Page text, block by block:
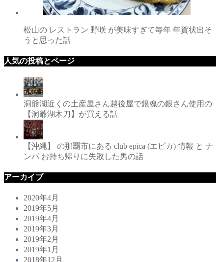
松山の レストラン 野咲 が美味すぎて毎年 年賀状出そ
うと思った話
人気の投稿とページ
洞爺湖近くの土産屋さん越後屋で銀魂の銀さん使用の
【洞爺湖木刀】が買える話
【沖縄】 の那覇市にある club epica (エピカ) 情報 と ナ
ンパ お持ち帰りに失敗した男の話
アーカイブ
2020年4月
2019年5月
2019年4月
2019年3月
2019年2月
2019年1月
2018年12月